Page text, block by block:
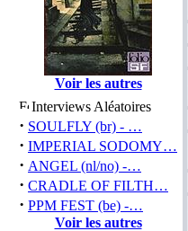
Voir les autres
Interviews Aléatoires
· SOULFLY (br) - …
· IMPERIAL SODOMY…
· ANGEL (nl/no) -…
· CRADLE OF FILTH…
· PPM FEST (be) -…
Voir les autres